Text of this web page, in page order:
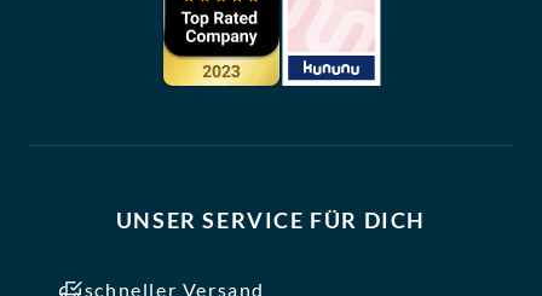
UNSER SERVICE FÜR DICH
schneller Versand